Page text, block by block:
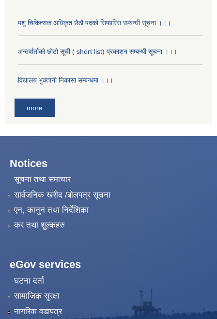
पशु चिकित्सक अधिकृत छैठौ पदको सिफारिस सम्बन्धी सूचना ।।।
अन्तर्वार्ताको छोटो सूची ( short list) प्रकाशन सम्बन्धी सूचना ।।।
विद्यालय भुक्तानी निकासा सम्बन्धमा ।।।
more
Notices
सूचना तथा समाचार
सार्वजनिक खरीद /बोलपत्र सूचना
एन, कानुन तथा निर्देशिका
कर तथा शुल्कहरु
eGov services
घटना दर्ता
सामाजिक सुरक्षा
नागरिक वडापत्र